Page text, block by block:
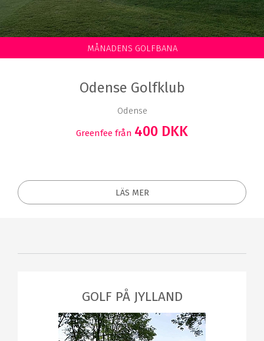
MÅNADENS GOLFBANA
Odense Golfklub
Odense
Greenfee från 400 DKK
LÄS MER
GOLF PÅ JYLLAND